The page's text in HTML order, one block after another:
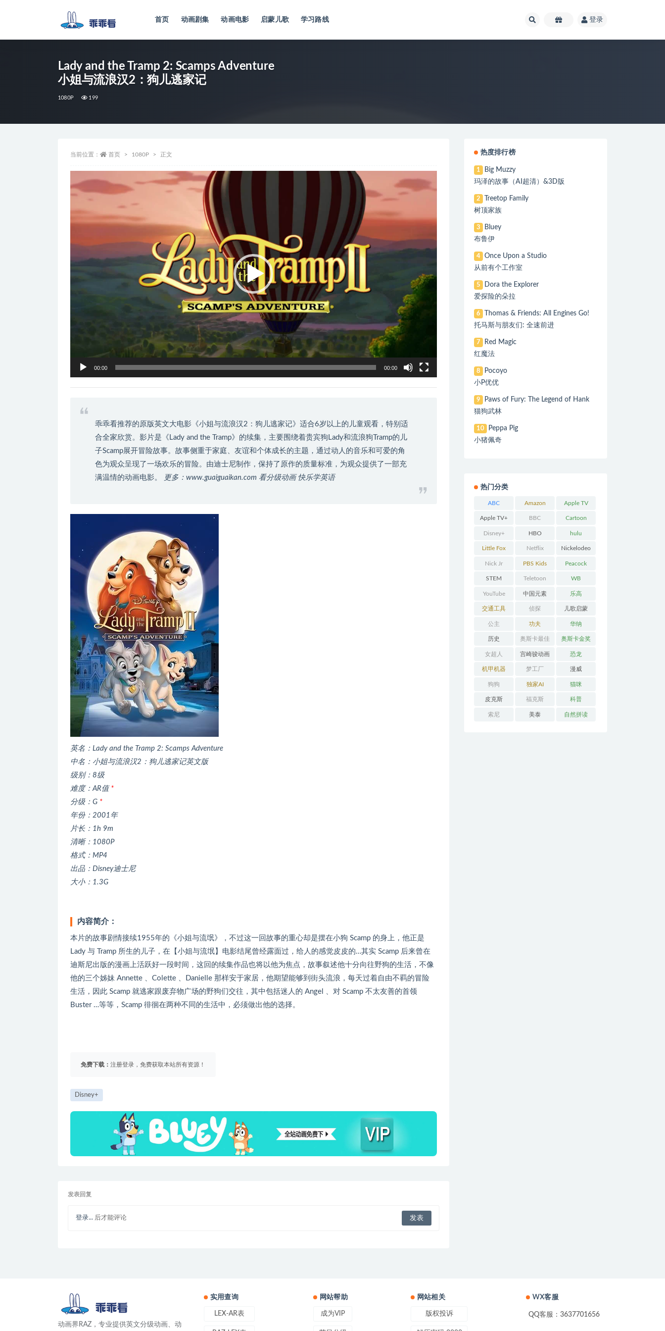
首页 动画剧集 动画电影 启蒙儿歌 学习路线 登录
Lady and the Tramp 2: Scamps Adventure
小姐与流浪汉2：狗儿逃家记
1080P 199
当前位置： 首页 1080P 正文
频
放
器
00:00 00:00
乖乖看推荐的原版英文大电影《小姐与流浪汉2：狗儿逃家记》适合6岁以上的儿童观看，特别适
合全家欣赏。影片是《Lady and the Tramp》的续集，主要围绕着贵宾狗Lady和流浪狗Tramp的儿
子Scamp展开冒险故事。故事侧重于家庭、友谊和个体成长的主题，通过动人的音乐和可爱的角
色为观众呈现了一场欢乐的冒险。由迪士尼制作，保持了原作的质量标准，为观众提供了一部充
满温情的动画电影。
更多：www.guaiguaikan.com 看分级动画 快乐学英语
英名：Lady and the Tramp 2: Scamps Adventure
中名：小姐与流浪汉2：狗儿逃家记英文版
级别：8级
难度：AR值 *
分级：G *
年份：2001年
片长：1h 9m
清晰：1080P
格式：MP4
出品：Disney迪士尼
大小：1.3G
内容简介：
本片的故事剧情接续1955年的《小姐与流氓》，不过这一回故事的重心却是摆在小狗 Scamp 的身上，他正是
Lady 与 Tramp 所生的儿子，在【小姐与流氓】电影结尾曾经露面过，给人的感觉皮皮的…其实 Scamp 后来曾在
迪斯尼出版的漫画上活跃好一段时间，这回的续集作品也将以他为焦点，故事叙述他十分向往野狗的生活，不像
他的三个姊妹 Annette 、Colette 、Danielle 那样安于家居，他期望能够到街头流浪，每天过着自由不羁的冒险
生活，因此 Scamp 就逃家跟废弃物广场的野狗们交往，其中包括迷人的 Angel 、对 Scamp 不太友善的首领
Buster …等等，Scamp 徘徊在两种不同的生活中，必须做出他的选择。
免费下载： 注册登录，免费获取本站所有资源！
Disney+
发表回复
登录... 后才能评论
热度排行榜
1
Big Muzzy
玛泽的故事（AI超清）&3D版
2
Treetop Family
树顶家族
3
Bluey
布鲁伊
4
Once Upon a Studio
从前有个工作室
5
Dora the Explorer
爱探险的朵拉
6
Thomas & Friends: All Engines Go!
托马斯与朋友们: 全速前进
7
Red Magic
红魔法
8
Pocoyo
小P优优
9
Paws of Fury: The Legend of Hank
猫狗武林
10
Peppa Pig
小猪佩奇
热门分类
ABC Amazon
Prime
Apple TV
Apple TV+ BBC Cartoon
Network
Disney+ HBO hulu
Little Fox Netflix Nickelodeo
n
Nick Jr PBS Kids Peacock
STEM Teletoon WB
YouTube 中国元素 乐高
交通工具 侦探 儿歌启蒙
公主 功夫 华纳
历史 奥斯卡最佳
动画
奥斯卡金奖
女超人 宫崎骏动画 恐龙
机甲机器 梦工厂 漫威
狗狗 独家AI 猫咪
皮克斯 福克斯 科普
索尼 美泰 自然拼读
动画界RAZ，专业提供英文分级动画、动
实用查询
LEX-AR表
网站帮助
成为VIP
网站相关
版权投诉
WX客服
QQ客服：3637701656